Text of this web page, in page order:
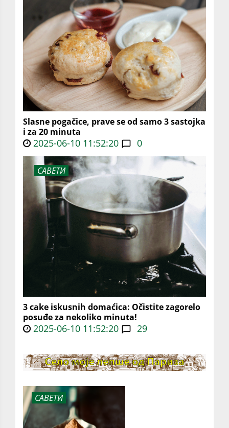
Slasne pogačice, prave se od samo 3 sastojka
i za 20 minuta
2025-06-10 11:52:20 0
САВЕТИ
3 cake iskusnih domaćica: Očistite zagorelo
posuđe za nekoliko minuta!
2025-06-10 11:52:20 29
САВЕТИ